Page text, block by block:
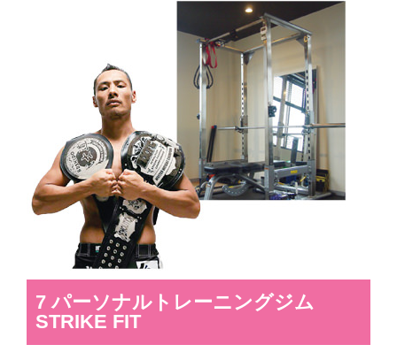
7 パーソナルトレーニングジム
STRIKE FIT